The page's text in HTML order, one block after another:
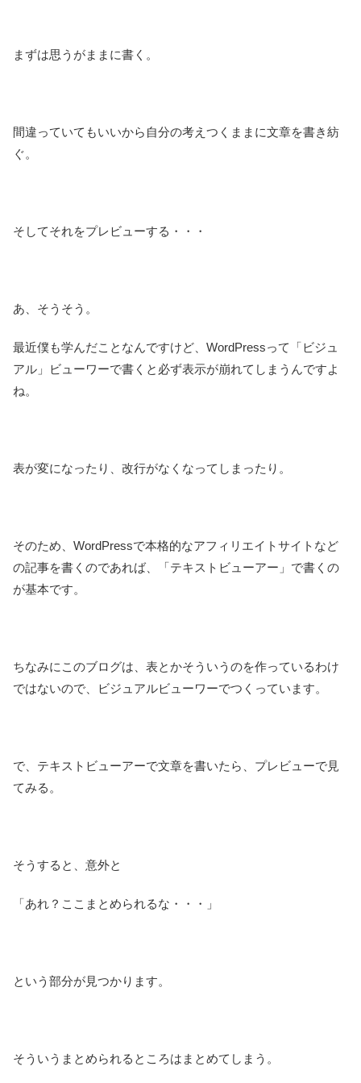
まずは思うがままに書く。
間違っていてもいいから自分の考えつくままに文章を書き紡
ぐ。
そしてそれをプレビューする・・・
あ、そうそう。
最近僕も学んだことなんですけど、WordPressって「ビジュ
アル」ビューワーで書くと必ず表示が崩れてしまうんですよ
ね。
表が変になったり、改行がなくなってしまったり。
そのため、WordPressで本格的なアフィリエイトサイトなど
の記事を書くのであれば、「テキストビューアー」で書くの
が基本です。
ちなみにこのブログは、表とかそういうのを作っているわけ
ではないので、ビジュアルビューワーでつくっています。
で、テキストビューアーで文章を書いたら、プレビューで見
てみる。
そうすると、意外と
「あれ？ここまとめられるな・・・」
という部分が見つかります。
そういうまとめられるところはまとめてしまう。